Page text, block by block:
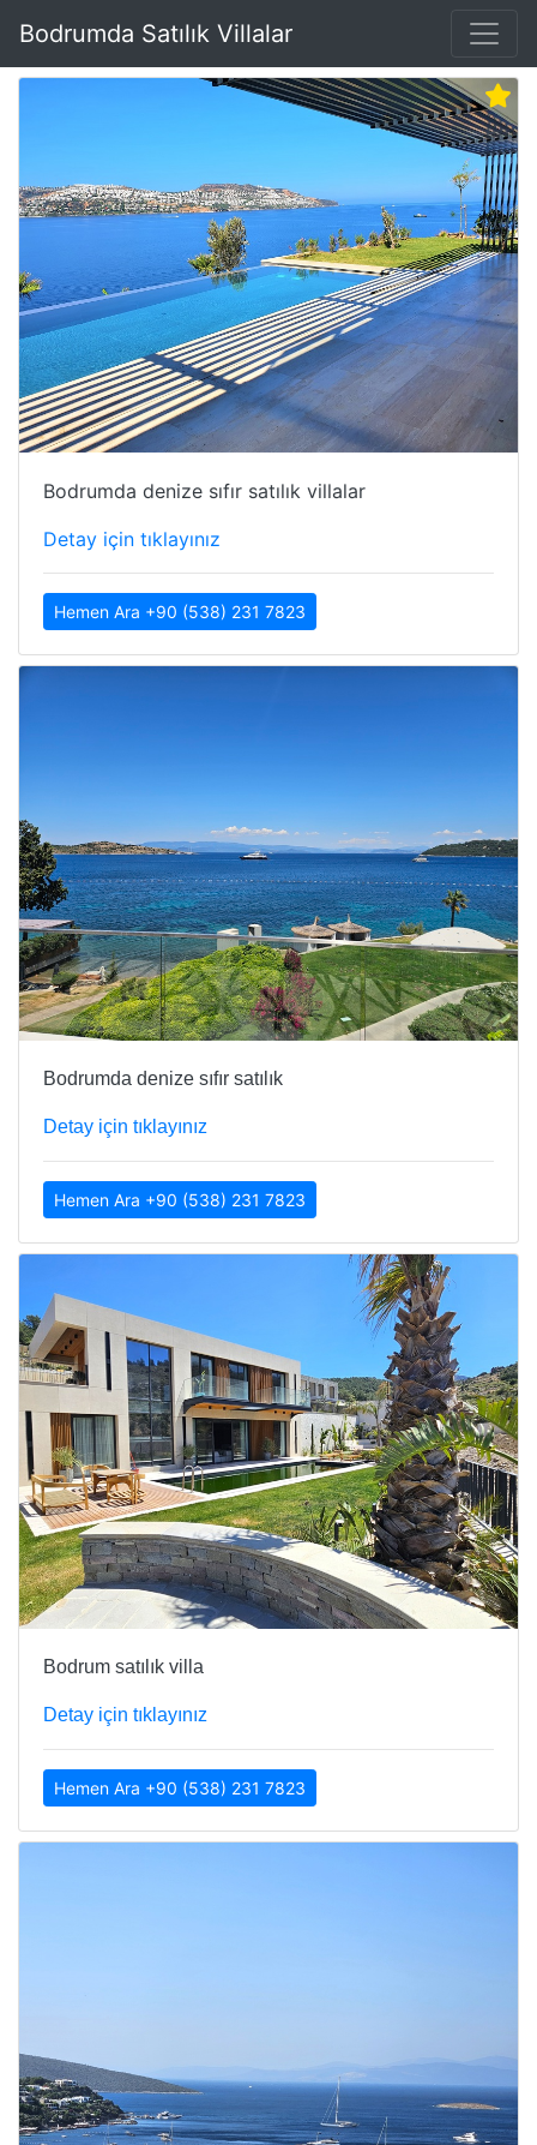
Bodrumda Satılık Villalar
Bodrumda denize sıfır satılık villalar
Detay için tıklayınız
Hemen Ara +90 (538) 231 7823
Bodrumda denize sıfır satılık
Detay için tıklayınız
Hemen Ara +90 (538) 231 7823
Bodrum satılık villa
Detay için tıklayınız
Hemen Ara +90 (538) 231 7823